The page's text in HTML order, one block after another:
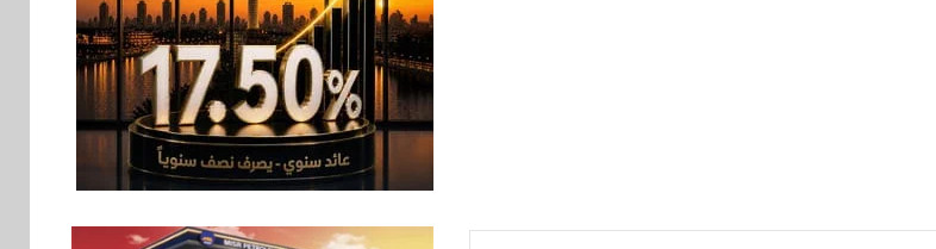
7
بنوك تأمين
نكست وكاف للتأمين
يطلقان تحالفًا
استراتيجيًا لتقديم حلول
تأمينية متكاملة لعملاء
البنك
اقتصاد
الأعلى يوقّع بروتوكول